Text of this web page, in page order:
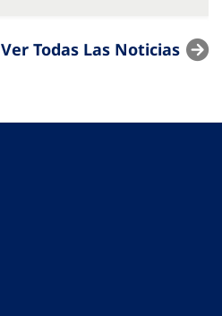
Ver Todas Las Noticias